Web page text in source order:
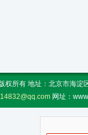
权所有 地址：北京市海
网址：